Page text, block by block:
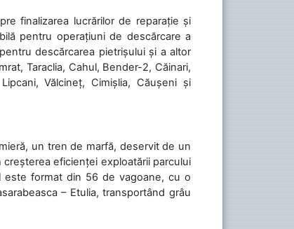
finalizarea lucrărilor de reparație și
pentru operațiuni de descărcare a
descărcarea pietrișului și a altor
Taraclia, Cahul, Bender-2, Căinari,
Vălcineț, Cimișlia, Căușeni și
un tren de marfă, deservit de un
eficienței exploatării parcului
este format din 56 de vagoane, cu o
– Etulia, transportând grâu